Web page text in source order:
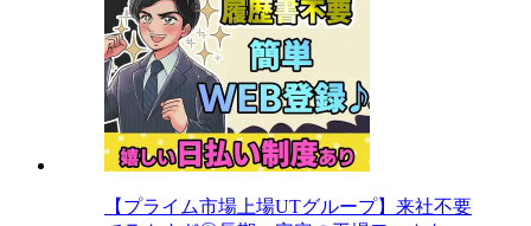
【プライム市場上場UTグループ】来社不要